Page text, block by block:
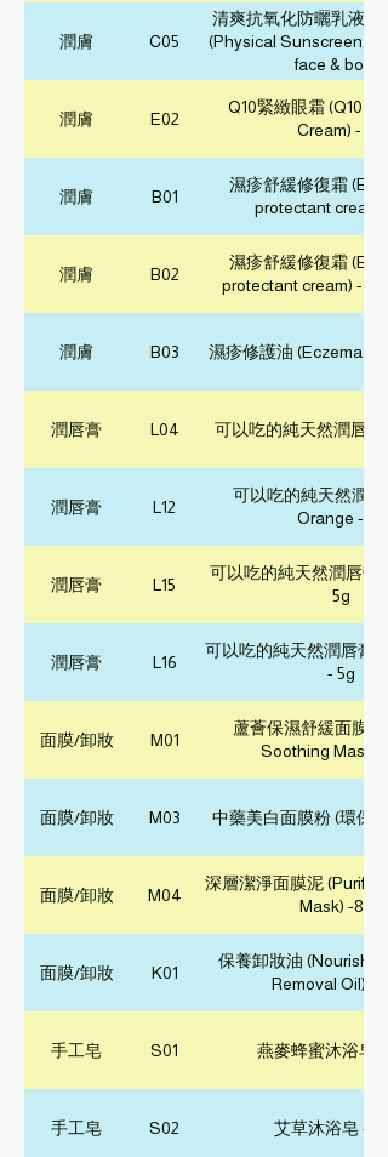
潤膚 C05
清爽抗氧化防曬乳液 (物
(Physical Sunscreen
face & body)
潤膚 E02
Q10緊緻眼霜 (Q10
Cream) - 8g
潤膚 B01
濕疹舒緩修復霜
protectant cream)
潤膚 B02
濕疹舒緩修復霜
protectant cream) -
潤膚 B03 濕疹修護油 (Eczema
潤唇膏 L04 可以吃的純天然潤唇膏
潤唇膏 L12
可以吃的純天然潤唇
Orange - 5g
潤唇膏 L15
可以吃的純天然潤唇膏 (
5g
潤唇膏 L16
可以吃的純天然潤唇膏 (
- 5g
面膜/卸妝 M01
蘆薈保濕舒緩面膜
Soothing Mask) -
面膜/卸妝 M03 中藥美白面膜粉 (環保補
面膜/卸妝 M04
深層潔淨面膜泥
Mask) -80g
面膜/卸妝 K01
保養卸妝油
Removal Oil) -
手工皂 S01 燕麥蜂蜜沐浴皂 -
手工皂 S02 艾草沐浴皂 -